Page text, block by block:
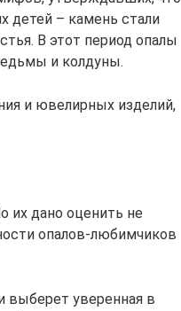
детей – камень стали
В этот период опалы
и колдуны.
и ювелирных изделий,
их дано оценить не
опалов-любимчиков
выберет уверенная в